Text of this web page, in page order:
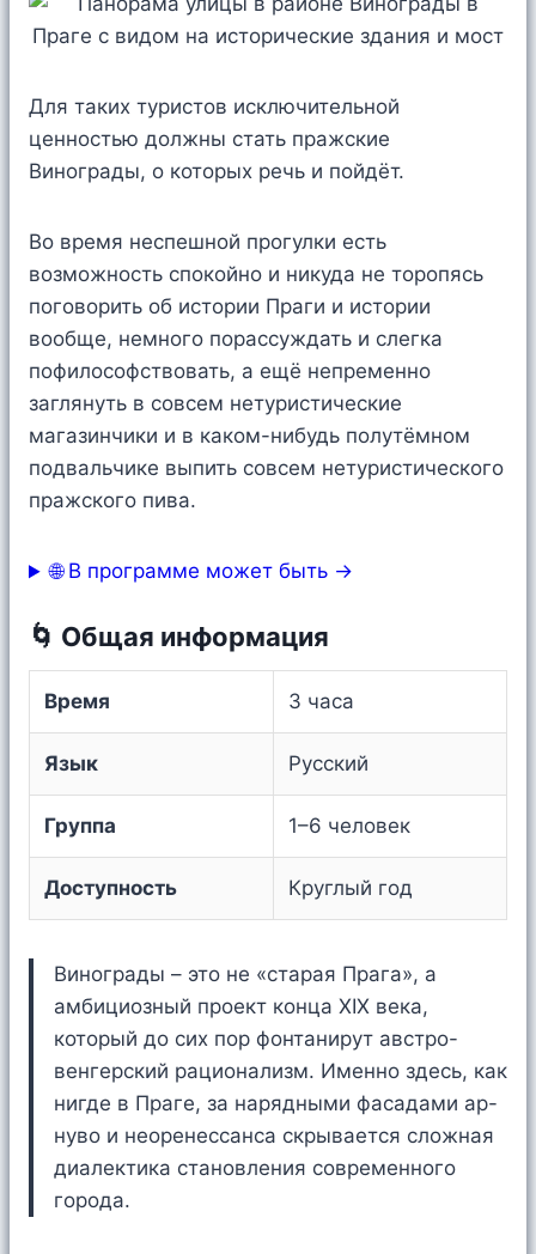
Для таких туристов исключительной
ценностью должны стать пражские
Винограды, о которых речь и пойдёт.
Во время неспешной прогулки есть
возможность спокойно и никуда не торопясь
поговорить об истории Праги и истории
вообще, немного порассуждать и слегка
пофилософствовать, а ещё непременно
заглянуть в совсем нетуристические
магазинчики и в каком-нибудь полутёмном
подвальчике выпить совсем нетуристического
пражского пива.
🌐 В программе может быть →
🌀 Общая информация
Время 3 часа
Язык Русский
Группа 1–6 человек
Доступность Круглый год
Винограды – это не «старая Прага», а
амбициозный проект конца XIX века,
который до сих пор фонтанирут австро-
венгерский рационализм. Именно здесь, как
нигде в Праге, за нарядными фасадами ар-
нуво и неоренессанса скрывается сложная
диалектика становления современного
города.